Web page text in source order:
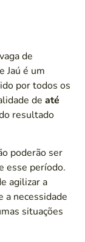
de
Jaú é um
por todos os
de até
resultado
poderão ser
esse período.
agilizar a
a necessidade
situações